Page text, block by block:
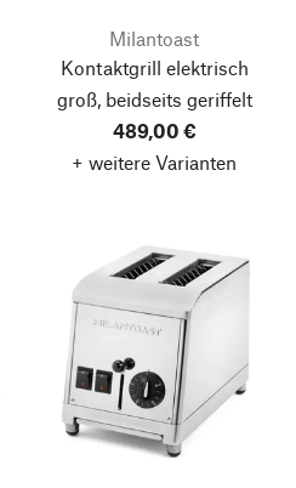
Milantoast
Kontaktgrill elektrisch
groß, beidseits geriffelt
489,00 €
+ weitere Varianten